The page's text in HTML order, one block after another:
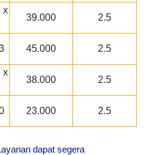
x
39.000 2.5
45.000 2.5
x
38.000 2.5
23.000 2.5
dapat segera